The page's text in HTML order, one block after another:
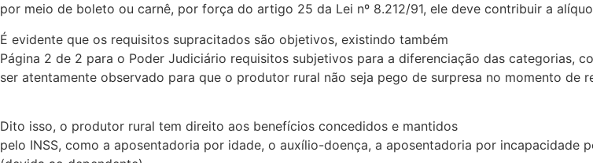
por meio de boleto ou carnê, por força do artigo 25 da Lei nº 8.212/91, ele deve contribuir a
É evidente que os requisitos supracitados são objetivos, existindo também
Página 2 de 2 para o Poder Judiciário requisitos subjetivos para a diferenciação das categorias,
ser atentamente observado para que o produtor rural não seja pego de surpresa no momento de
Dito isso, o produtor rural tem direito aos benefícios concedidos e mantidos
pelo INSS, como a aposentadoria por idade, o auxílio-doença, a aposentadoria por